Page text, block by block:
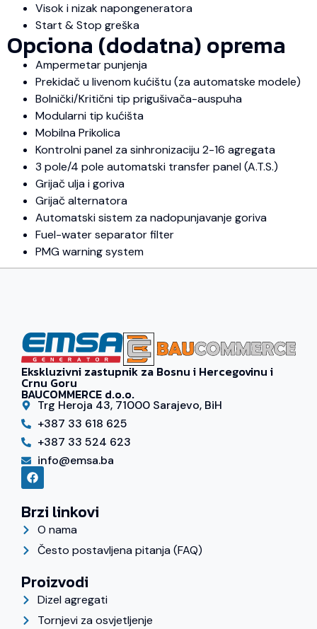
Visok i nizak napongeneratora
Start & Stop greška
Opciona (dodatna) oprema
Ampermetar punjenja
Prekidač u livenom kućištu (za automatske modele)
Bolnički/Kritični tip prigušivača-auspuha
Modularni tip kućišta
Mobilna Prikolica
Kontrolni panel za sinhronizaciju 2-16 agregata
3 pole/4 pole automatski transfer panel (A.T.S.)
Grijač ulja i goriva
Grijač alternatora
Automatski sistem za nadopunjavanje goriva
Fuel-water separator filter
PMG warning system
Ekskluzivni zastupnik za Bosnu i Hercegovinu i
Crnu Goru
BAUCOMMERCE d.o.o.
Trg Heroja 43, 71000 Sarajevo, BiH
+387 33 618 625
+387 33 524 623
info@emsa.ba
Brzi linkovi
O nama
Često postavljena pitanja (FAQ)
Proizvodi
Dizel agregati
Tornjevi za osvjetljenje